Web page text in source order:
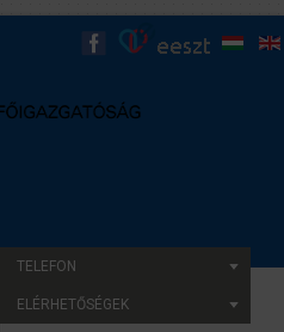
TELEFON
ELÉRHETŐSÉGEK